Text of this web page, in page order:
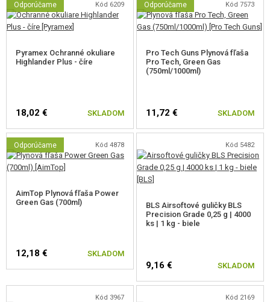
Odporúčame Kód 6209
Pyramex Ochranné okuliare
Highlander Plus - číre
18,02 € SKLADOM
Odporúčame Kód 7573
Pro Tech Guns Plynová fľaša
Pro Tech, Green Gas
(750ml/1000ml)
11,72 € SKLADOM
Odporúčame Kód 4878
AimTop Plynová fľaša Power
Green Gas (700ml)
12,18 € SKLADOM
Kód 5482
BLS Airsoftové guličky BLS
Precision Grade 0,25 g | 4000
ks | 1 kg - biele
9,16 € SKLADOM
Kód 3967 Kód 2169